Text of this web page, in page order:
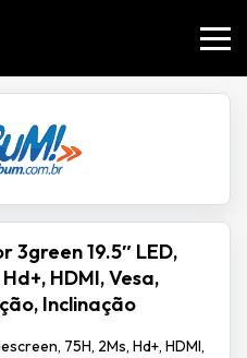
19.5″ LED,
HDMI, Vesa,
Inclinação
75H, 2Ms, Hd+, HDMI,